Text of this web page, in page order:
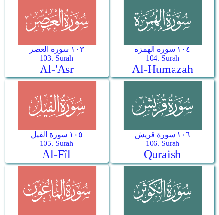
١٠٣ سورة العصر
103. Surah
Al-'Asr
١٠٤ سورة الهمزة
104. Surah
Al-Humazah
١٠٥ سورة الفيل
105. Surah
Al-Fîl
١٠٦ سورة قريش
106. Surah
Quraish